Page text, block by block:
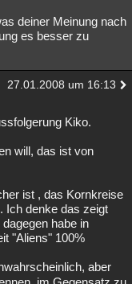
deiner Meinung nach
es besser zu
27.01.2008 um 16:13
Kiko.
will, das ist von
ist , das Kornkreise
Ich denke das zeigt
habe in
"Aliens" 100%
aber